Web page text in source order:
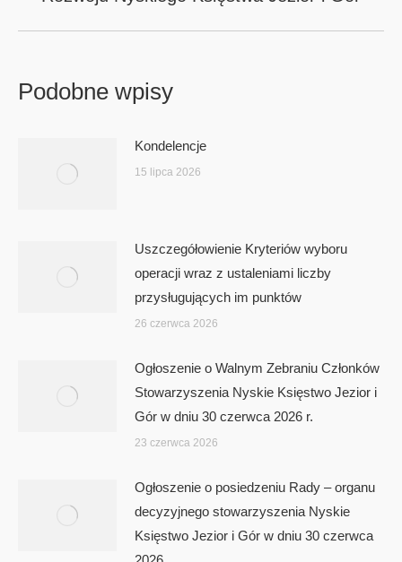
Podobne wpisy
Kondelencje
15 lipca 2026
Uszczegółowienie Kryteriów wyboru
operacji wraz z ustaleniami liczby
przysługujących im punktów
26 czerwca 2026
Ogłoszenie o Walnym Zebraniu Członków
Stowarzyszenia Nyskie Księstwo Jezior i
Gór w dniu 30 czerwca 2026 r.
23 czerwca 2026
Ogłoszenie o posiedzeniu Rady – organu
decyzyjnego stowarzyszenia Nyskie
Księstwo Jezior i Gór w dniu 30 czerwca